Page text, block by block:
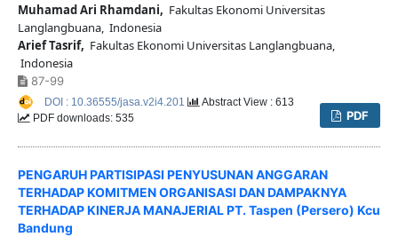
Muhamad Ari Rhamdani, Fakultas Ekonomi Universitas
Langlangbuana, Indonesia
Arief Tasrif, Fakultas Ekonomi Universitas Langlangbuana,
Indonesia
87-99
PDF
DOI : 10.36555/jasa.v2i4.201
Abstract View : 613
PDF downloads: 535
PENGARUH PARTISIPASI PENYUSUNAN ANGGARAN
TERHADAP KOMITMEN ORGANISASI DAN DAMPAKNYA
TERHADAP KINERJA MANAJERIAL PT. Taspen (Persero) Kcu
Bandung